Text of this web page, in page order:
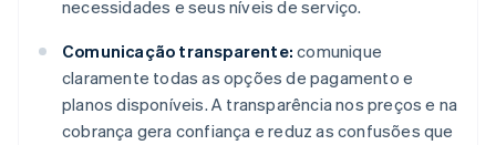
necessidades e seus níveis de serviço.
Comunicação transparente: comunique
claramente todas as opções de pagamento e
planos disponíveis. A transparência nos preços e na
cobrança gera confiança e reduz as confusões que